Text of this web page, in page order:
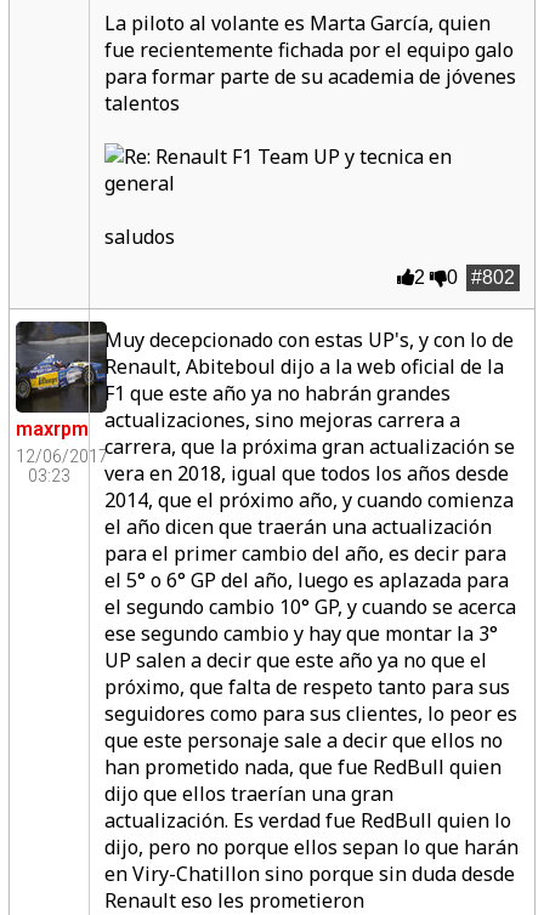
La piloto al volante es Marta García, quien
fue recientemente fichada por el equipo galo
para formar parte de su academia de jóvenes
talentos
saludos
#802
2 0
maxrpm
12/06/2017
03:23
Muy decepcionado con estas UP's, y con lo de
Renault, Abiteboul dijo a la web oficial de la
F1 que este año ya no habrán grandes
actualizaciones, sino mejoras carrera a
carrera, que la próxima gran actualización se
vera en 2018, igual que todos los años desde
2014, que el próximo año, y cuando comienza
el año dicen que traerán una actualización
para el primer cambio del año, es decir para
el 5° o 6° GP del año, luego es aplazada para
el segundo cambio 10° GP, y cuando se acerca
ese segundo cambio y hay que montar la 3°
UP salen a decir que este año ya no que el
próximo, que falta de respeto tanto para sus
seguidores como para sus clientes, lo peor es
que este personaje sale a decir que ellos no
han prometido nada, que fue RedBull quien
dijo que ellos traerían una gran
actualización. Es verdad fue RedBull quien lo
dijo, pero no porque ellos sepan lo que harán
en Viry-Chatillon sino porque sin duda desde
Renault eso les prometieron